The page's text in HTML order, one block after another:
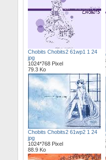
Chobits Chobits2 61wp1 1 24
jpg
1024*768 Pixel
79.3 Ko
Chobits Chobits2 61wp2 1 24
jpg
1024*768 Pixel
88.9 Ko